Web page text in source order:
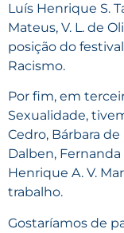
Luís Henrique S.
Mateus, V. L. de
posição do
Racismo.
Por fim, em
Sexualidade,
Cedro, Bárbara de
Dalben, Fernanda
Henrique A. V.
trabalho.
Gostaríamos de